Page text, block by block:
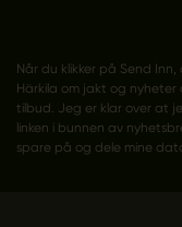
Når du klikker på Send
Härkila om jakt og nyheter
tilbud. Jeg er klar over at
linken i bunnen av
spare på og dele mine